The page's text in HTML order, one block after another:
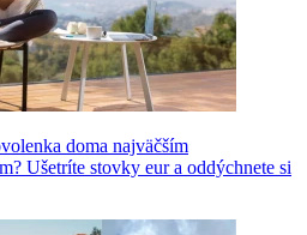
doma najväčším
Ušetríte stovky eur a oddýchnete si